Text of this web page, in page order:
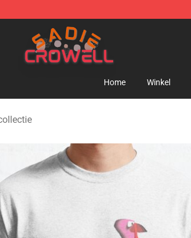
- Official Sadie Crowell Merchandise Shop
Home Winkel